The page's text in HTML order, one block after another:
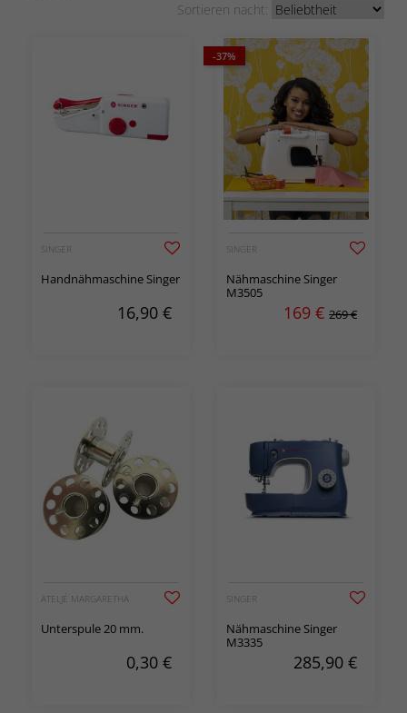
Sortieren nacht:
SINGER
Handnähmaschine Singer
16,90 €
-37%
SINGER
Nähmaschine Singer
M3505
169 € 269 €
ATELJÉ MARGARETHA
Unterspule 20 mm.
0,30 €
SINGER
Nähmaschine Singer
M3335
285,90 €